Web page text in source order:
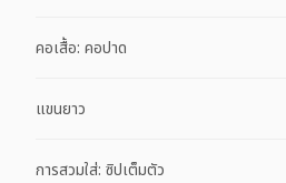
คอเสื้อ: คอปาด
แขนยาว
การสวมใส่: ซิปเต็มตัว